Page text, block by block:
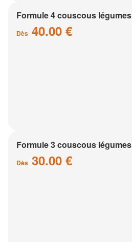
Formule 4 couscous légumes
Dès 40.00 €
Formule 3 couscous légumes
Dès 30.00 €